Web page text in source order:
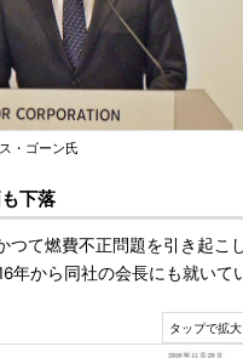
・ゴーン氏
下落
て燃費不正問題を引き起こ
年から同社の会長にも就いて